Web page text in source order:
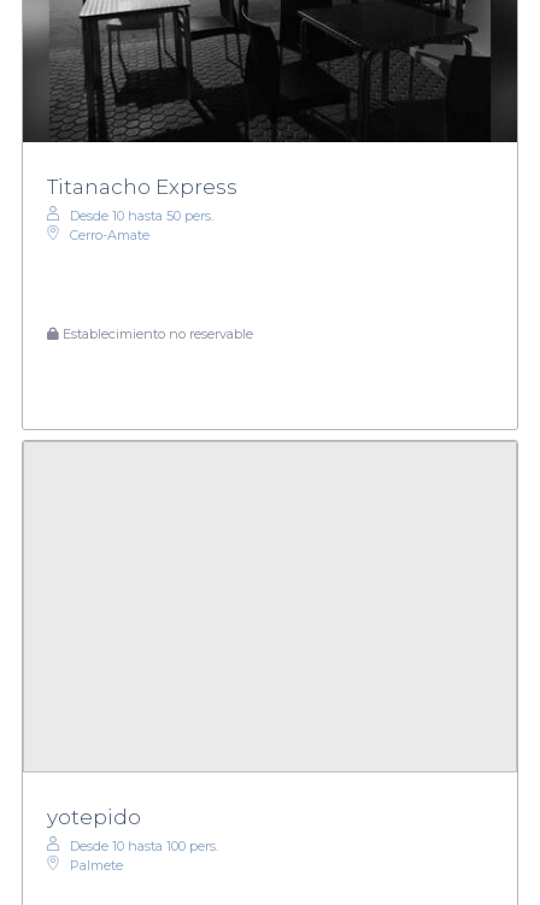
Titanacho Express
Desde 10 hasta 50 pers.
Cerro-Amate
Establecimiento no reservable
yotepido
Desde 10 hasta 100 pers.
Palmete